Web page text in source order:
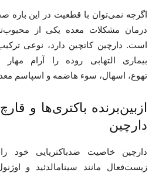
اگرچه نمی‌توان با قطعیت در‌ این‌ باره
درمان مشکلات معده یکی از
است. دارچین کاتچین دارد، نوعی
بیماری التهابی روده را آرام
تهوع، اسهال، سوء هاضمه و اسپاسم
از‌بین‌برنده باکتری‌ها و
دارچین
دارچین خاصیت ضدباکتریایی خود
زیست‌فعال مانند سینامالدئید و